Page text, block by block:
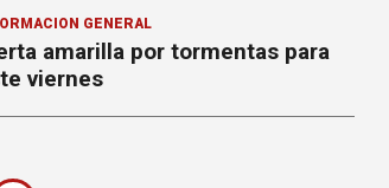
GENERAL
amarilla por tormentas para
viernes